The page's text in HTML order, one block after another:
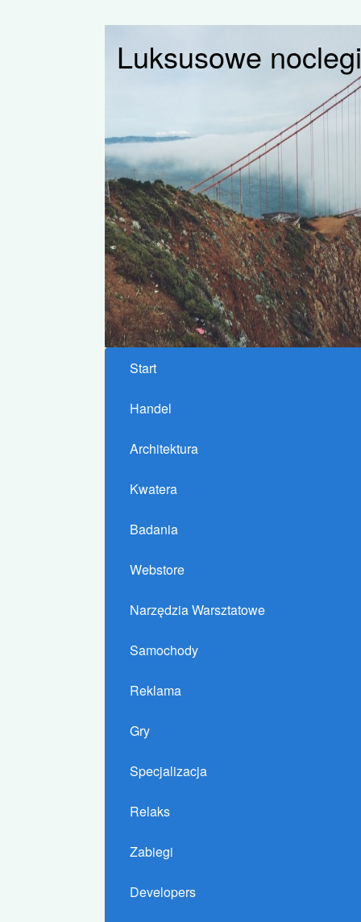
Luksusowe
Start
Handel
Architektura
Kwatera
Badania
Webstore
Narzędzia Warsztatowe
Samochody
Reklama
Gry
Specjalizacja
Relaks
Zabiegi
Developers